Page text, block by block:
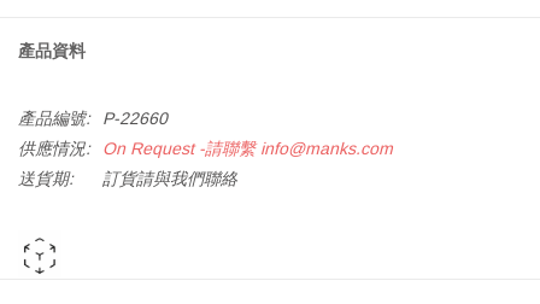
產品資料
產品編號:
P-22660
供應情況:
On Request -請聯繫info@manks.com
送貨期:
訂貨請與我們聯絡